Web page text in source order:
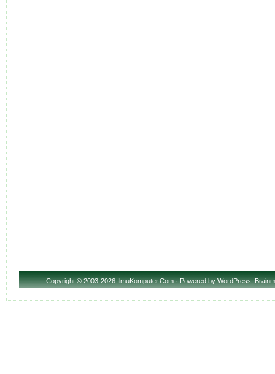
Copyright© 2003-2026 IlmuKomputer.Com · Powered byWordPress,